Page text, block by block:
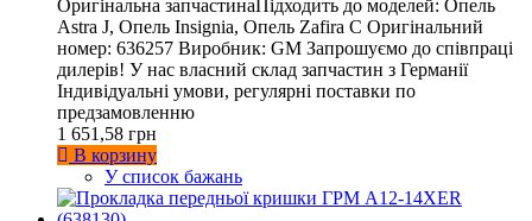
Оригінальна запчастинаПідходить до моделей: Опель
Astra J, Опель Insignia, Опель Zafira C Оригінальний
номер: 636257 Виробник: GM Запрошуємо до співпраці
дилерів! У нас власний склад запчастин з Германії
Індивідуальні умови, регулярні поставки по
предзамовленню
1 651,58 грн
В корзину
У список бажань